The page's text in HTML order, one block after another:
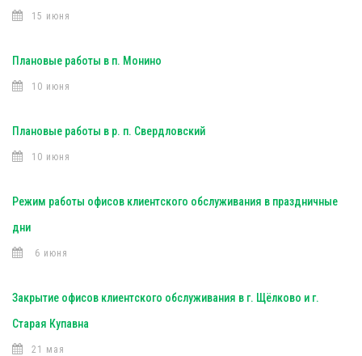
15 июня
Плановые работы в п. Монино
10 июня
Плановые работы в р. п. Свердловский
10 июня
Режим работы офисов клиентского обслуживания в праздничные
дни
6 июня
Закрытие офисов клиентского обслуживания в г. Щёлково и г.
Старая Купавна
21 мая